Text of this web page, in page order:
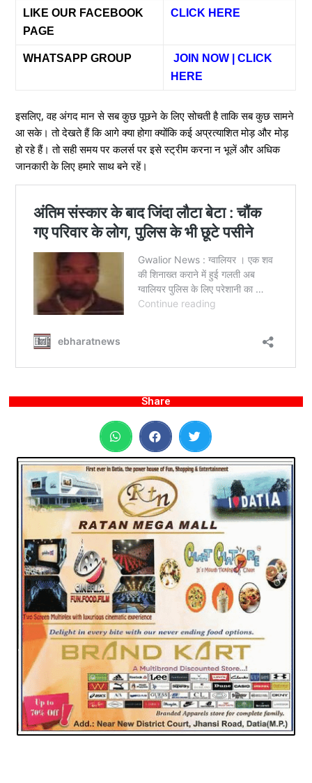
LIKE OUR FACEBOOK
PAGE
CLICK HERE
WHATSAPP GROUP
JOIN NOW | CLICK
HERE
इसलिए, वह अंगद मान से सब कुछ पूछने के लिए सोचती है ताकि सब कुछ सामने
आ सके। तो देखते हैं कि आगे क्या होगा क्योंकि कई अप्रत्याशित मोड़ और मोड़
हो रहे हैं। तो सही समय पर कलर्स पर इसे स्ट्रीम करना न भूलें और अधिक
जानकारी के लिए हमारे साथ बने रहें।
Share